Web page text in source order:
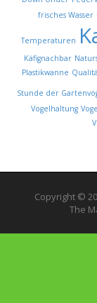
frisches Wasser
Temperaturen
Käfignachbar
Plastikwanne
Stunde der
Vogelhaltung
Copyright ©
The